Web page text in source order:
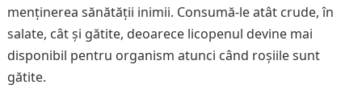
menținerea sănătății inimii. Consumă-le atât crude, în
salate, cât și gătite, deoarece licopenul devine mai
disponibil pentru organism atunci când roșiile sunt
gătite.